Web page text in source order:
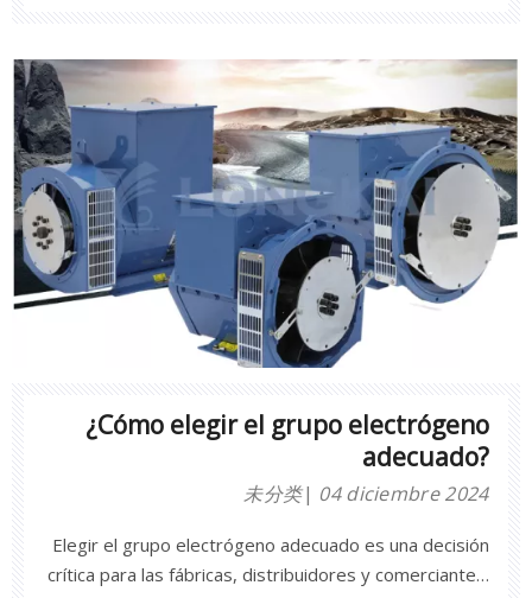
embargo, como cualquier sistema mecánico,
requieren mantenimiento y reparación regulares para
garantizar un rendimiento y una longevidad óptimos.
En este trabajo de investigación profundizaremos en
las precauciones clave que se deben tomar durante el
mantenimiento y reparación de grupos electrógenos,
centrándonos en las mejores prácticas, medidas de
seguridad y pautas esenciales.
¿Cómo elegir el grupo electrógeno
adecuado?
未分类 04 diciembre 2024
Elegir el grupo electrógeno adecuado es una decisión
crítica para las fábricas, distribuidores y comerciantes.